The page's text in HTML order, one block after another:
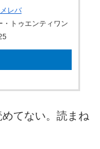
レバ
・トゥエンティワン
てない。読まね